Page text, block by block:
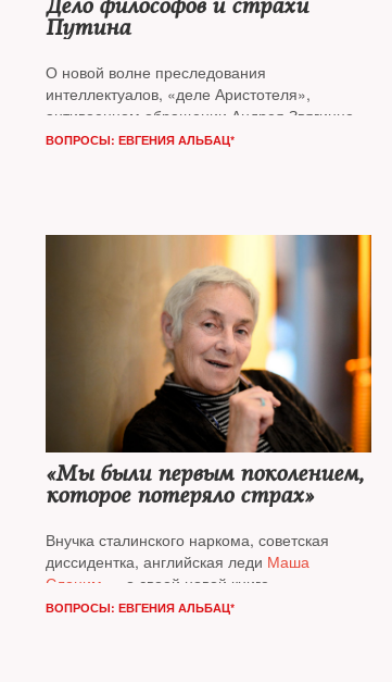
Дело философов и страхи
Путина
О новой волне преследования
интеллектуалов, «деле Аристотеля»,
антивоенном обращении Андрея Звягинцева
и скандале вокруг постановки «Гамлета»
ВОПРОСЫ: ЕВГЕНИЯ АЛЬБАЦ*
«Мы были первым поколением,
которое потеряло страх»
Внучка сталинского наркома, советская
диссидентка, английская леди Маша
Слоним — о своей новой книге
ВОПРОСЫ: ЕВГЕНИЯ АЛЬБАЦ*